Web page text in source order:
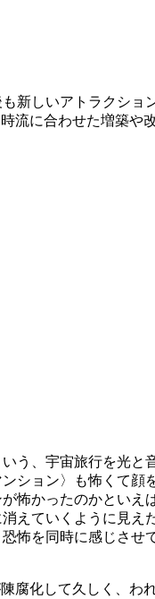
新しいアトラクショ
流に合わせた増築や
う、宇宙旅行を光と
ション〉も怖くて顔
怖かったのかといえ
えていくように見え
怖を同時に感じさせ
腐化して久しく、わ